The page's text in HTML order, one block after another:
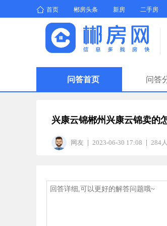
首页 郴房头条 新房 二手房
问答首页 问答
兴康云锦郴州兴康云锦卖的
网友 2023-06-30 17:08 284